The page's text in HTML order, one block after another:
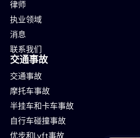
律师
执业领域
消息
联系我们
交通事故
交通事故
摩托车事故
半挂车和卡车事故
自行车碰撞事故
优步和Lyft事故